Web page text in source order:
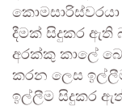
දීමක් සිදුකර ඇති
අරක්කු කාලේ
කරන ලෙස
ඉල්ලීම සිදුකර